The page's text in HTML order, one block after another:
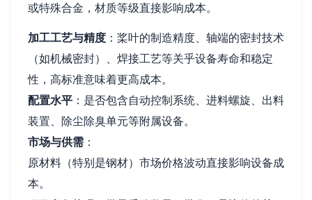
或特殊合金，材质等级直接影响成本。
加工工艺与精度 ：桨叶的制造精度、轴端的密封技术
（如机械密封）、焊接工艺等关乎设备寿命和稳定
性，高标准意味着更高成本。
配置水平 ：是否包含自动控制系统、进料螺旋、出料
装置、除尘除臭单元等附属设备。
市场与供需 ：
原材料（特别是钢材）市场价格波动直接影响设备成
本。